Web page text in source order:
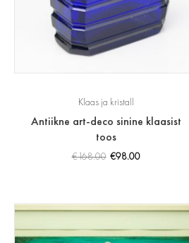
Klaas ja kristall
Antiikne art-deco sinine klaasist
toos
€168.00 €98.00